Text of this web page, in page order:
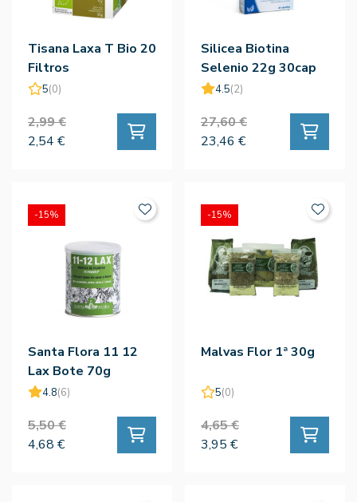
Tisana Laxa T Bio 20
Filtros
5(0)
2,99 €
2,54 €
Silicea Biotina
Selenio 22g 30cap
4.5(2)
27,60 €
23,46 €
Santa Flora 11 12
Lax Bote 70g
4.8(6)
5,50 €
4,68 €
-15%
Malvas Flor 1ª 30g
5(0)
4,65 €
3,95 €
-15%